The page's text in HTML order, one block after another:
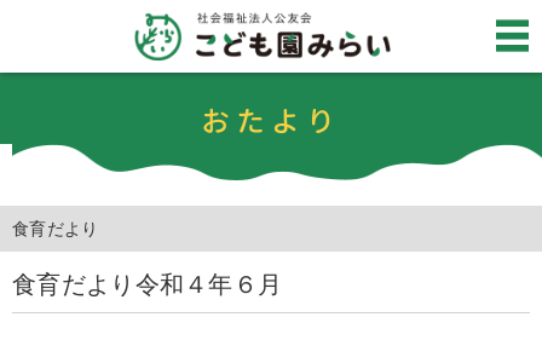
おたより
食育だより
食育だより令和４年６月